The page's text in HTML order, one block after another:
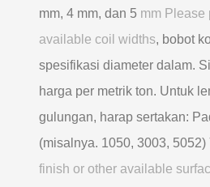
mm, 4 mm, dan 5 mm Please
available coil widths, bobot
spesifikasi diameter dalam.
harga per metrik ton. Untuk
gulungan, harap sertakan:
(misalnya. 1050, 3003, 5052)
finish or other available